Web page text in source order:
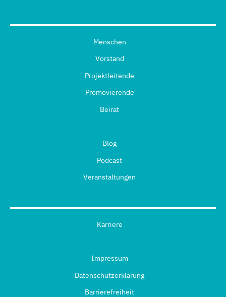
Menschen
Vorstand
Projektleitende
Promovierende
Beirat
Blog
Podcast
Veranstaltungen
Karriere
Impressum
Datenschutzerklärung
Barrierefreiheit